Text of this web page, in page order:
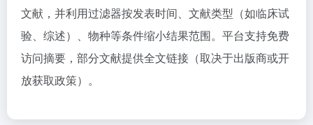
文献，并利用过滤器按发表时间、文献类型（如临床试
验、综述）、物种等条件缩小结果范围。平台支持免费
访问摘要，部分文献提供全文链接（取决于出版商或开
放获取政策）。